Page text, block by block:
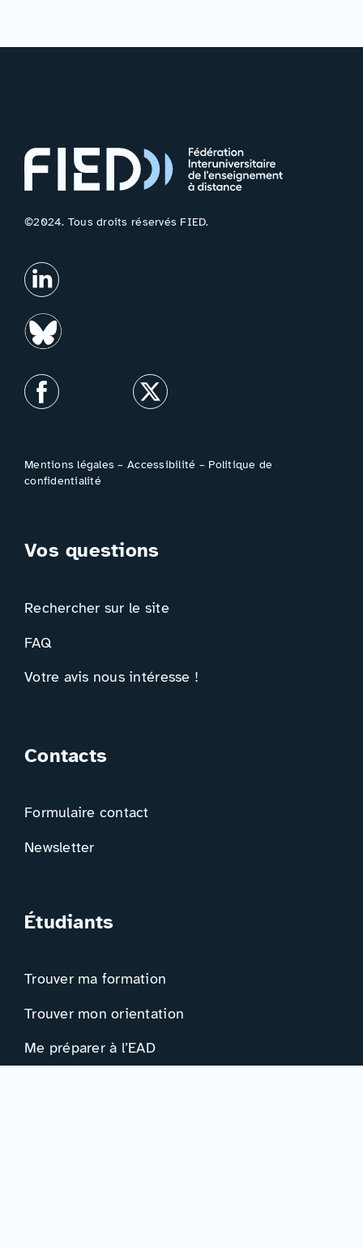
©2024. Tous droits réservés FIED.
Mentions légales –Accessibilité – Politique de
confidentialité
Vos questions
Rechercher sur le site
FAQ
Votre avis nous intéresse !
Contacts
Formulaire contact
Newsletter
Étudiants
Trouver ma formation
Trouver mon orientation
Me préparer à l’EAD